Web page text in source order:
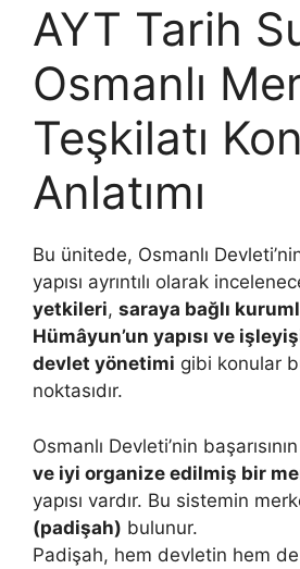
AYT Tarih
Osmanlı
Teşkilatı
Anlatımı
Bu ünitede, Osmanlı
yapısı ayrıntılı olarak
yetkileri, saraya bağlı
Hümâyun’un yapısı ve
devlet yönetimi gibi konular
noktasıdır.
Osmanlı Devleti’nin
ve iyi organize edilmiş bir
yapısı vardır. Bu sistemin
(padişah) bulunur.
Padişah, hem devletin hem de